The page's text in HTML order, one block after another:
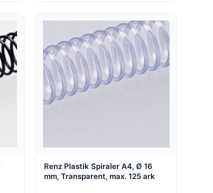
Renz Plastik Spiraler A4, Ø 16
mm, Transparent, max. 125 ark